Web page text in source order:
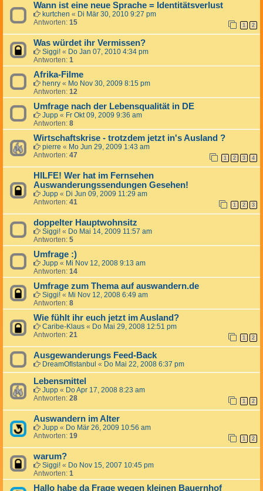
Wann ist eine neue Sprache = Identitätsverlust
kurtchen « Di Mär 30, 2010 9:27 pm
Antworten: 15 1 2
Was würdet ihr Vermissen?
Siggi! « Do Jan 07, 2010 4:34 pm
Antworten: 1
Afrika-Filme
henry « Mo Nov 30, 2009 8:15 pm
Antworten: 12
Umfrage nach der Lebensqualität in DE
Jupp « Fr Okt 09, 2009 9:36 am
Antworten: 8
Wirtschaftskrise - trotzdem jetzt in's Ausland ?
pierre « Mo Jun 29, 2009 1:43 am
Antworten: 47 1 2 3 4
HILFE! Wer hat im Fernsehen
Auswanderungssendungen Gesehen!
Jupp « Di Jun 09, 2009 11:29 am
Antworten: 41 1 2 3
doppelter Hauptwohnsitz
Siggi! « Do Mai 14, 2009 11:57 am
Antworten: 5
Umfrage :)
Jupp « Mi Nov 12, 2008 9:13 am
Antworten: 14
Umfrage zum Thema auf auswandern.de
Siggi! « Mi Nov 12, 2008 6:49 am
Antworten: 8
Wie fühlt ihr euch jetzt im Ausland?
Caribe-Klaus « Do Mai 29, 2008 12:51 pm
Antworten: 21 1 2
Ausgewanderungs Feed-Back
DreamOfIstanbul « Do Mai 22, 2008 6:37 pm
Lebensmittel
Jupp « Do Apr 17, 2008 8:23 am
Antworten: 28 1 2
Auswandern im Alter
Jupp « Do Mär 26, 2009 10:56 am
Antworten: 19 1 2
warum?
Siggi! « Do Nov 15, 2007 10:45 pm
Antworten: 1
Hallo habe da Frage wegen kleinen Bauernhof